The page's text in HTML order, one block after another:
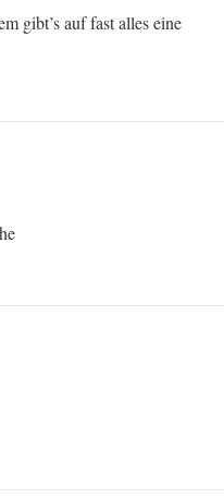
gibt’s auf fast alles eine